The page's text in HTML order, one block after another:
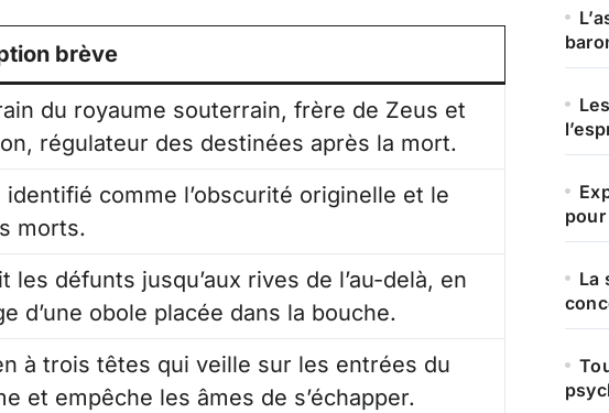
brève
du royaume souterrain, frère de Zeus et
régulateur des destinées après la mort.
identifié comme l’obscurité originelle et le
morts.
les défunts jusqu’aux rives de l’au-delà, en
d’une obole placée dans la bouche.
à trois têtes qui veille sur les entrées du
et empêche les âmes de s’échapper.
La